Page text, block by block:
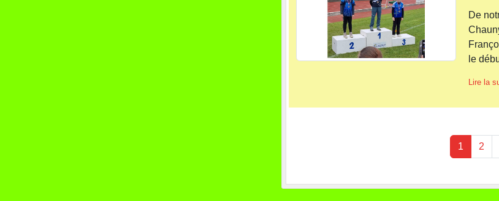
De
le
Lire la
1 2